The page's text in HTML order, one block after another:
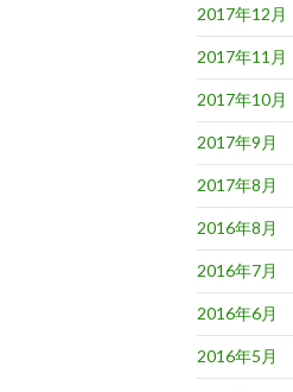
2017年12月
2017年11月
2017年10月
2017年9月
2017年8月
2016年8月
2016年7月
2016年6月
2016年5月